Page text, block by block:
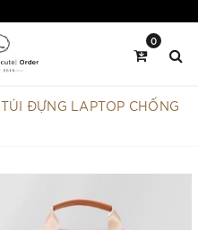
0
TÚI ĐỰNG LAPTOP CHỐNG